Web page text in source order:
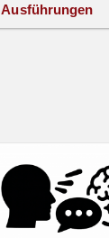
Ausführungen